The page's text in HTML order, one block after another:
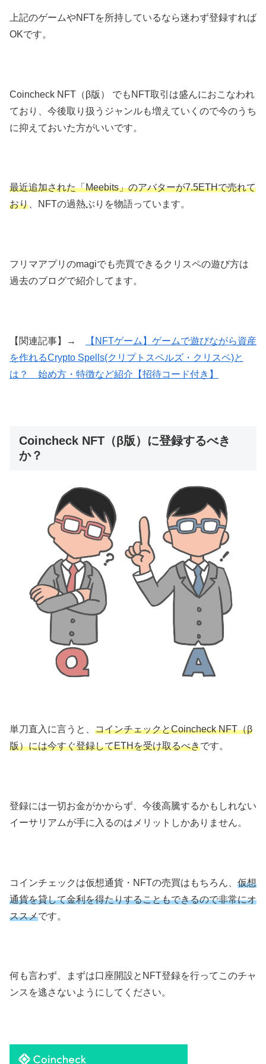
上記のゲームやNFTを所持しているなら迷わず登録すれば
OKです。
Coincheck NFT（β版） でもNFT取引は盛んにおこなわれ
ており、今後取り扱うジャンルも増えていくので今のうち
に抑えておいた方がいいです。
最近追加された「Meebits」のアバターが7.5ETHで売れて
おり 、NFTの過熱ぶりを物語っています。
フリマアプリのmagiでも売買できるクリスペの遊び方は
過去のブログで紹介してます。
【関連記事】→
【NFTゲーム】ゲームで遊びながら資産
を作れるCrypto Spells(クリプトスペルズ・クリスペ)と
は？ 始め方・特徴など紹介【招待コード付き】
Coincheck NFT（β版）に登録するべき
か？
単刀直入に言うと、 コインチェックとCoincheck NFT（β
版）には今すぐ登録してETHを受け取るべきです。
登録には一切お金がかからず、今後高騰するかもしれない
イーサリアムが手に入るのはメリットしかありません。
コインチェックは仮想通貨・NFTの売買はもちろん、 仮想
通貨を貸して金利を得たりすることもできるので非常にオ
ススメです。
何も言わず、まずは口座開設とNFT登録を行ってこのチャ
ンスを逃さないようにしてください。